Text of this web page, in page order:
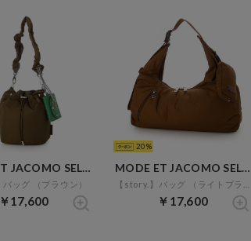
MODE ET JACOMO SELECT
ッグ （ブラウン）
17,600
20
MODE ET JACOMO SELECT
￥17,600